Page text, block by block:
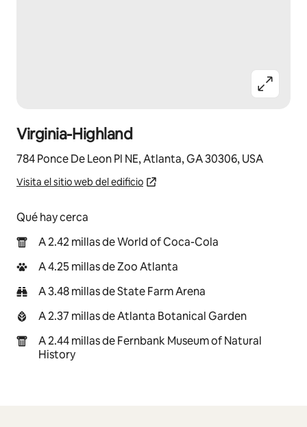
Virginia-Highland
784 Ponce De Leon Pl NE, Atlanta, GA 30306, USA
Visita el sitio web del edificio
Qué hay cerca
A 2.42 millas de World of Coca-Cola
A 4.25 millas de Zoo Atlanta
A 3.48 millas de State Farm Arena
A 2.37 millas de Atlanta Botanical Garden
A 2.44 millas de Fernbank Museum of Natural
History